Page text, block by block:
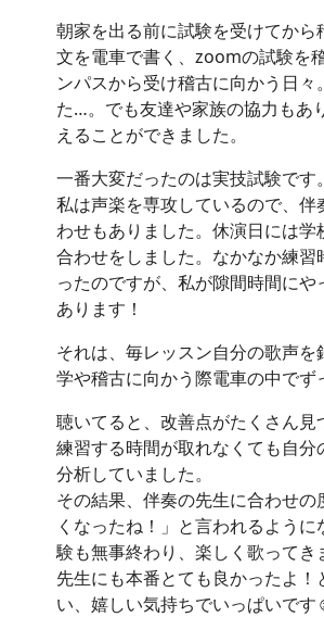
朝家を出る前に試験を受けてから
文を電車で書く、zoomの試験を
ンパスから受け稽古に向かう日々
た…。でも友達や家族の協力もあ
えることができました。
一番大変だったのは実技試験です。
私は声楽を専攻しているので、伴
わせもありました。休演日には学
合わせをしました。なかなか練習
ったのですが、私が隙間時間にや
あります！
それは、毎レッスン自分の歌声を
学や稽古に向かう際電車の中でず
聴いてると、改善点がたくさん見
練習する時間が取れなくても自分
分析していました。
その結果、伴奏の先生に合わせの
くなったね！」と言われるよう
験も無事終わり、楽しく歌ってき
先生にも本番とても良かったよ！
い、嬉しい気持ちでいっぱいで